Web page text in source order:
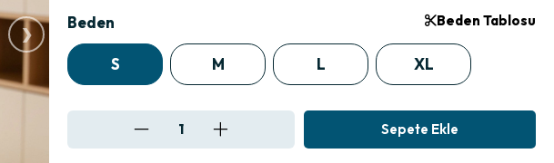
› Beden
S M L XL
Beden Tablosu